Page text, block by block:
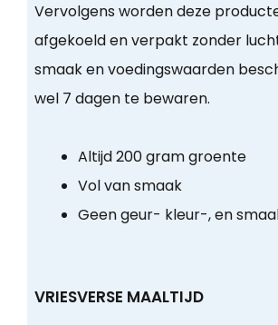
Vervolgens worden deze
afgekoeld en verpakt zonder
smaak en voedingswaarden
wel 7 dagen te bewaren.
Altijd 200 gram groente
Vol van smaak
Geen geur- kleur-, en
VRIESVERSE MAALTIJD